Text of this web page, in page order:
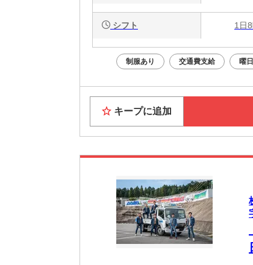
シフト 1日
制服あり 交通費支給 曜
キープに追加